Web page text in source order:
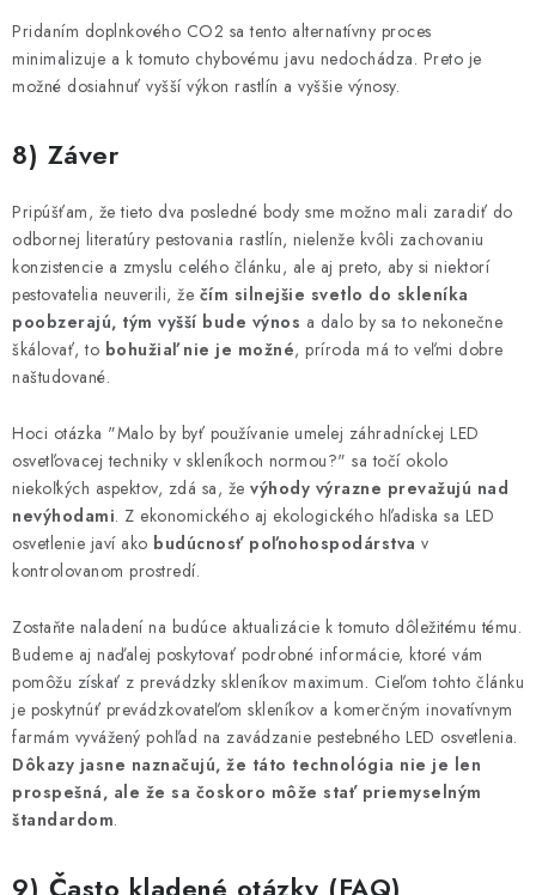
Pridaním doplnkového CO2 sa tento alternatívny proces
minimalizuje a k tomuto chybovému javu nedochádza. Preto je
možné dosiahnuť vyšší výkon rastlín a vyššie výnosy.
8) Záver
Pripúšťam, že tieto dva posledné body sme možno mali zaradiť do
odbornej literatúry pestovania rastlín, nielenže kvôli zachovaniu
konzistencie a zmyslu celého článku, ale aj preto, aby si niektorí
pestovatelia neuverili, že čím silnejšie svetlo do skleníka
poobzerajú, tým vyšší bude výnos a dalo by sa to nekonečne
škálovať, to bohužiaľ nie je možné, príroda má to veľmi dobre
naštudované.
Hoci otázka "Malo by byť používanie umelej záhradníckej LED
osvetľovacej techniky v skleníkoch normou?" sa točí okolo
niekoľkých aspektov, zdá sa, že výhody výrazne prevažujú nad
nevýhodami. Z ekonomického aj ekologického hľadiska sa LED
osvetlenie javí ako budúcnosť poľnohospodárstva v
kontrolovanom prostredí.
Zostaňte naladení na budúce aktualizácie k tomuto dôležitému tému.
Budeme aj naďalej poskytovať podrobné informácie, ktoré vám
pomôžu získať z prevádzky skleníkov maximum. Cieľom tohto článku
je poskytnúť prevádzkovateľom skleníkov a komerčným inovatívnym
farmám vyvážený pohľad na zavádzanie pestebného LED osvetlenia.
Dôkazy jasne naznačujú, že táto technológia nie je len
prospešná, ale že sa čoskoro môže stať priemyselným
štandardom.